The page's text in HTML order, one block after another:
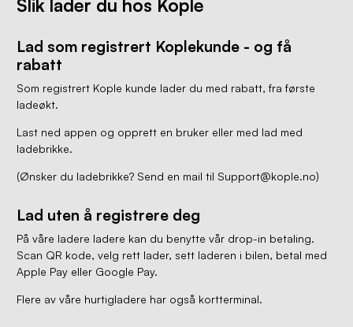
Slik lader du hos Kople
Lad som registrert Koplekunde - og få
rabatt
Som registrert Kople kunde lader du med rabatt, fra første
ladeøkt.
Last ned appen og opprett en bruker eller med lad med
ladebrikke.
(Ønsker du ladebrikke? Send en mail til Support@kople.no)
Lad uten å registrere deg
På våre ladere ladere kan du benytte vår drop-in betaling.
Scan QR kode, velg rett lader, sett laderen i bilen, betal med
Apple Pay eller Google Pay.
Flere av våre hurtigladere har også kortterminal.